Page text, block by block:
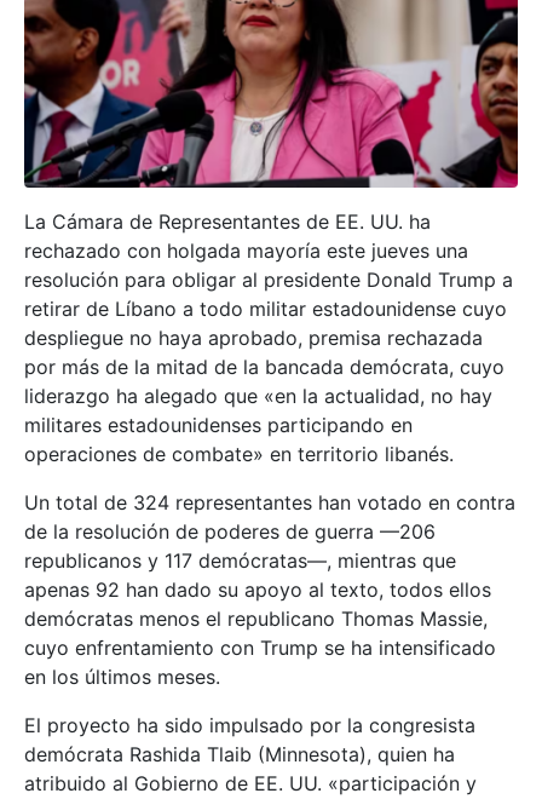
La Cámara de Representantes de EE. UU. ha
rechazado con holgada mayoría este jueves una
resolución para obligar al presidente Donald Trump a
retirar de Líbano a todo militar estadounidense cuyo
despliegue no haya aprobado, premisa rechazada
por más de la mitad de la bancada demócrata, cuyo
liderazgo ha alegado que «en la actualidad, no hay
militares estadounidenses participando en
operaciones de combate» en territorio libanés.
Un total de 324 representantes han votado en contra
de la resolución de poderes de guerra —206
republicanos y 117 demócratas—, mientras que
apenas 92 han dado su apoyo al texto, todos ellos
demócratas menos el republicano Thomas Massie,
cuyo enfrentamiento con Trump se ha intensificado
en los últimos meses.
El proyecto ha sido impulsado por la congresista
demócrata Rashida Tlaib (Minnesota), quien ha
atribuido al Gobierno de EE. UU. «participación y